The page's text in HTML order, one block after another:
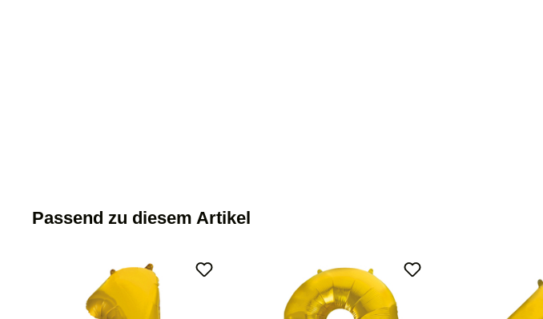
Passend zu diesem Artikel